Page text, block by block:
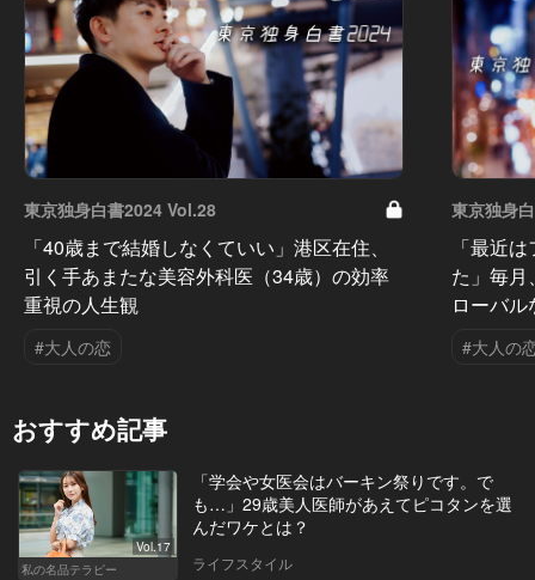
東京独身白書2024 Vol.28
「40歳まで結婚しなくていい」港区在住、
引く手あまたな美容外科医（34歳）の効率
重視の人生観
#大人の恋
東京独身
「最近
た」毎
ローバ
#大人の
おすすめ記事
Vol.17
私の名品テラピー
「学会や女医会はバーキン祭りです。で
も…」29歳美人医師があえてピコタンを選
んだワケとは？
ライフスタイル